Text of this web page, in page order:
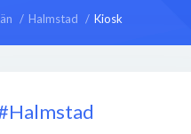
Halmstad Kiosk